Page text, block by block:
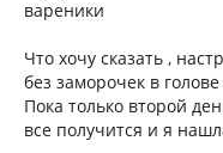
вареники
Что хочу сказать ,
без заморочек в
Пока только второй
все получится и я